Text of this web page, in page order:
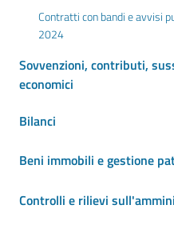
Contratti con bandi e avvisi
2024
Sovvenzioni, contributi,
economici
Bilanci
Beni immobili e gestione
Controlli e rilievi